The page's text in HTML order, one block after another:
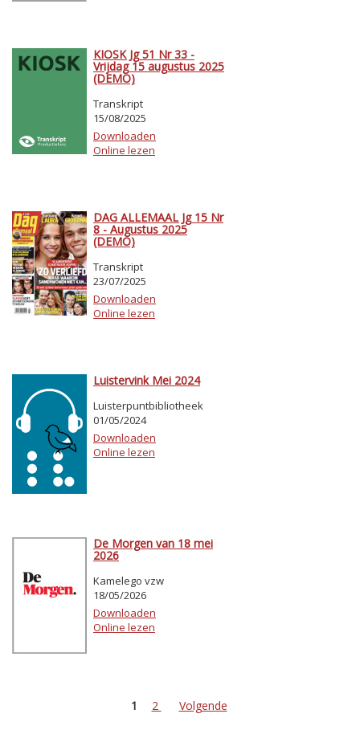
KIOSK Jg 51 Nr 33 -
Vrijdag 15 augustus 2025
(DEMO)
Transkript
15/08/2025
Downloaden
Online lezen
DAG ALLEMAAL Jg 15 Nr
8 - Augustus 2025
(DEMO)
Transkript
23/07/2025
Downloaden
Online lezen
Luistervink Mei 2024
Luisterpuntbibliotheek
01/05/2024
Downloaden
Online lezen
De Morgen van 18 mei
2026
Kamelego vzw
18/05/2026
Downloaden
Online lezen
1 2 Volgende